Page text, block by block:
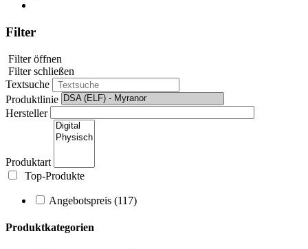
Filter
Filter öffnen
Filter schließen
Textsuche
Produktlinie
Hersteller
Produktart
Top-Produkte
Angebotspreis (117)
Produktkategorien